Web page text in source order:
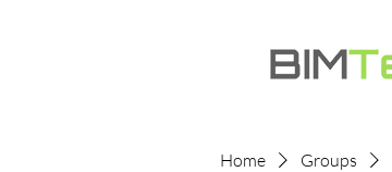
Home Groups